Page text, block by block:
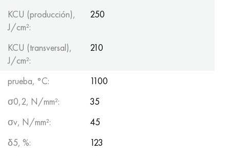
KCU (producción),
J/cm²:
250
KCU (transversal),
J/cm²:
210
prueba, °С:
1100
σ0,2, N/mm²:
35
σv, N/mm²:
45
δ5, %:
123